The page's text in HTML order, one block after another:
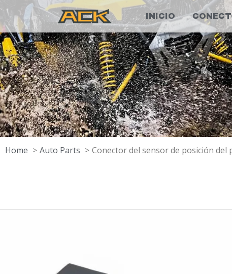
INICIO
Home Auto Parts Conector del sensor de posición del